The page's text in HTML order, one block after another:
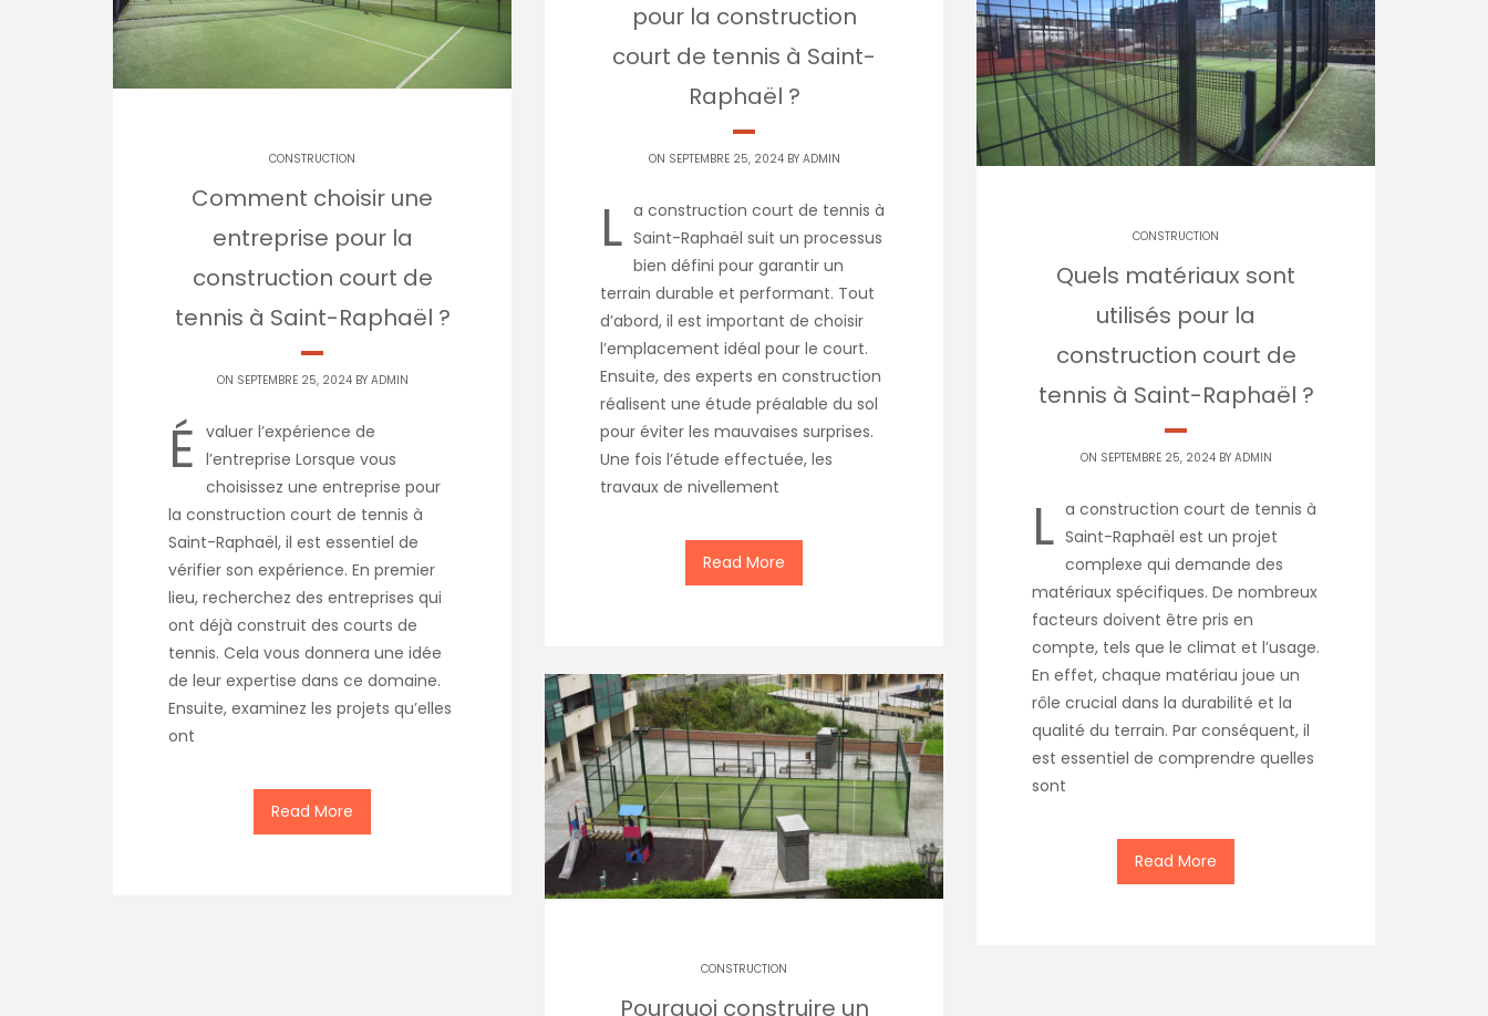
pour la construction
court de tennis à Saint-
Raphaël ?
ON SEPTEMBRE 25, 2024 BY ADMIN
L a construction court de tennis à
Saint-Raphaël suit un processus
bien défini pour garantir un
terrain durable et performant. Tout
d’abord, il est important de choisir
l’emplacement idéal pour le court.
Ensuite, des experts en construction
réalisent une étude préalable du sol
pour éviter les mauvaises surprises.
Une fois l’étude effectuée, les
travaux de nivellement
Read More
CONSTRUCTION
Comment choisir une
entreprise pour la
construction court de
tennis à Saint-Raphaël ?
ON SEPTEMBRE 25, 2024 BY ADMIN
É valuer l’expérience de
l’entreprise Lorsque vous
choisissez une entreprise pour
la construction court de tennis à
Saint-Raphaël, il est essentiel de
vérifier son expérience. En premier
lieu, recherchez des entreprises qui
ont déjà construit des courts de
tennis. Cela vous donnera une idée
de leur expertise dans ce domaine.
Ensuite, examinez les projets qu’elles
ont
Read More
CONSTRUCTION
Quels matériaux sont
utilisés pour la
construction court de
tennis à Saint-Raphaël ?
ON SEPTEMBRE 25, 2024 BY ADMIN
L a construction court de tennis à
Saint-Raphaël est un projet
complexe qui demande des
matériaux spécifiques. De nombreux
facteurs doivent être pris en
compte, tels que le climat et l’usage.
En effet, chaque matériau joue un
rôle crucial dans la durabilité et la
qualité du terrain. Par conséquent, il
est essentiel de comprendre quelles
sont
Read More
CONSTRUCTION
Pourquoi construire un